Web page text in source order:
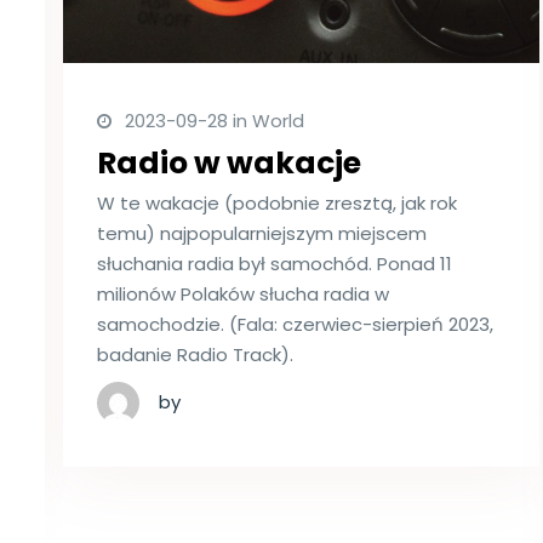
2023-09-28 in World
Radio w wakacje
W te wakacje (podobnie zresztą, jak rok
temu) najpopularniejszym miejscem
słuchania radia był samochód. Ponad 11
milionów Polaków słucha radia w
samochodzie. (Fala: czerwiec-sierpień 2023,
badanie Radio Track).
by